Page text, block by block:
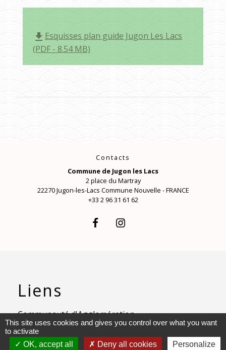
file_download Esquisses plan guide Jugon Les Lacs
(PDF - 8.54 MB)
Contacts
Commune de Jugon les Lacs
2 place du Martray
22270 Jugon-les-Lacs Commune Nouvelle - FRANCE
+33 2 96 31 61 62
Liens
Communauté d'Agglomération
Lamballe Terre et Mer
Bureau d'Informations
This site uses cookies and gives you control over what you want
to activate
OK, accept all
Deny all cookies Personalize